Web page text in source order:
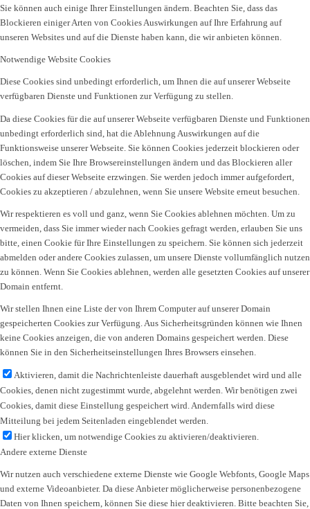
Sie können auch einige Ihrer Einstellungen ändern. Beachten Sie, dass das
Blockieren einiger Arten von Cookies Auswirkungen auf Ihre Erfahrung auf
unseren Websites und auf die Dienste haben kann, die wir anbieten können.
Notwendige Website Cookies
Diese Cookies sind unbedingt erforderlich, um Ihnen die auf unserer Webseite
verfügbaren Dienste und Funktionen zur Verfügung zu stellen.
Da diese Cookies für die auf unserer Webseite verfügbaren Dienste und Funktionen
unbedingt erforderlich sind, hat die Ablehnung Auswirkungen auf die
Funktionsweise unserer Webseite. Sie können Cookies jederzeit blockieren oder
löschen, indem Sie Ihre Browsereinstellungen ändern und das Blockieren aller
Cookies auf dieser Webseite erzwingen. Sie werden jedoch immer aufgefordert,
Cookies zu akzeptieren / abzulehnen, wenn Sie unsere Website erneut besuchen.
Wir respektieren es voll und ganz, wenn Sie Cookies ablehnen möchten. Um zu
vermeiden, dass Sie immer wieder nach Cookies gefragt werden, erlauben Sie uns
bitte, einen Cookie für Ihre Einstellungen zu speichern. Sie können sich jederzeit
abmelden oder andere Cookies zulassen, um unsere Dienste vollumfänglich nutzen
zu können. Wenn Sie Cookies ablehnen, werden alle gesetzten Cookies auf unserer
Domain entfernt.
Wir stellen Ihnen eine Liste der von Ihrem Computer auf unserer Domain
gespeicherten Cookies zur Verfügung. Aus Sicherheitsgründen können wie Ihnen
keine Cookies anzeigen, die von anderen Domains gespeichert werden. Diese
können Sie in den Sicherheitseinstellungen Ihres Browsers einsehen.
Aktivieren, damit die Nachrichtenleiste dauerhaft ausgeblendet wird und alle
Cookies, denen nicht zugestimmt wurde, abgelehnt werden. Wir benötigen zwei
Cookies, damit diese Einstellung gespeichert wird. Andernfalls wird diese
Mitteilung bei jedem Seitenladen eingeblendet werden.
Hier klicken, um notwendige Cookies zu aktivieren/deaktivieren.
Andere externe Dienste
Wir nutzen auch verschiedene externe Dienste wie Google Webfonts, Google Maps
und externe Videoanbieter. Da diese Anbieter möglicherweise personenbezogene
Daten von Ihnen speichern, können Sie diese hier deaktivieren. Bitte beachten Sie,